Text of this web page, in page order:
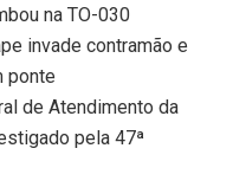
na TO-030
invade contramão e
ponte
de Atendimento da
pela 47ª